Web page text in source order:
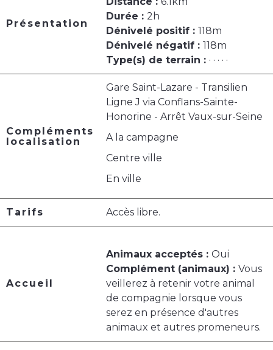
Présentation
Durée : 2h
Dénivelé positif : 118m
Dénivelé négatif : 118m
Type(s) de terrain : · · · · ·
Compléments
localisation
Gare Saint-Lazare - Transilien
Ligne J via Conflans-Sainte-
Honorine - Arrêt Vaux-sur-Seine
A la campagne
Centre ville
En ville
Tarifs Accès libre.
Accueil
Animaux acceptés : Oui
Complément (animaux) : Vous
veillerez à retenir votre animal
de compagnie lorsque vous
serez en présence d'autres
animaux et autres promeneurs.